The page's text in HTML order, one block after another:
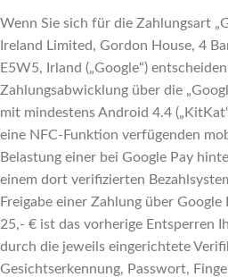
Wenn Sie sich für die Zahlungsart
Ireland Limited, Gordon House, 4
E5W5, Irland („Google“)
Zahlungsabwicklung über die
mit mindestens Android 4.4
eine NFC-Funktion verfügenden
Belastung einer bei Google Pay
einem dort verifizierten
Freigabe einer Zahlung über
25,- € ist das vorherige Entsperren
durch die jeweils eingerichtete
Gesichtserkennung, Passwort,